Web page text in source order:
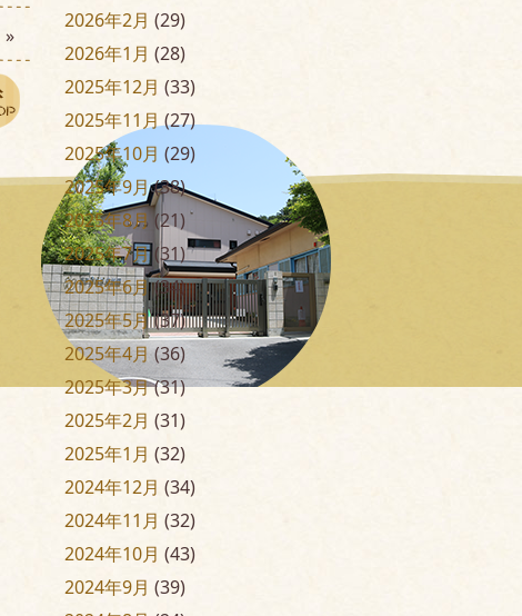
»
2026年2月 (29)
2026年1月 (28)
2025年12月 (33)
2025年11月(27)
2025年10月 (29)
2025年9月(38)
2025年8月 (21)
2025年7月(31)
2025年6月(34)
2025年5月(37)
2025年4月(36)
2025年3月(31)
2025年2月 (31)
2025年1月 (32)
2024年12月 (34)
2024年11月 (32)
2024年10月 (43)
2024年9月 (39)